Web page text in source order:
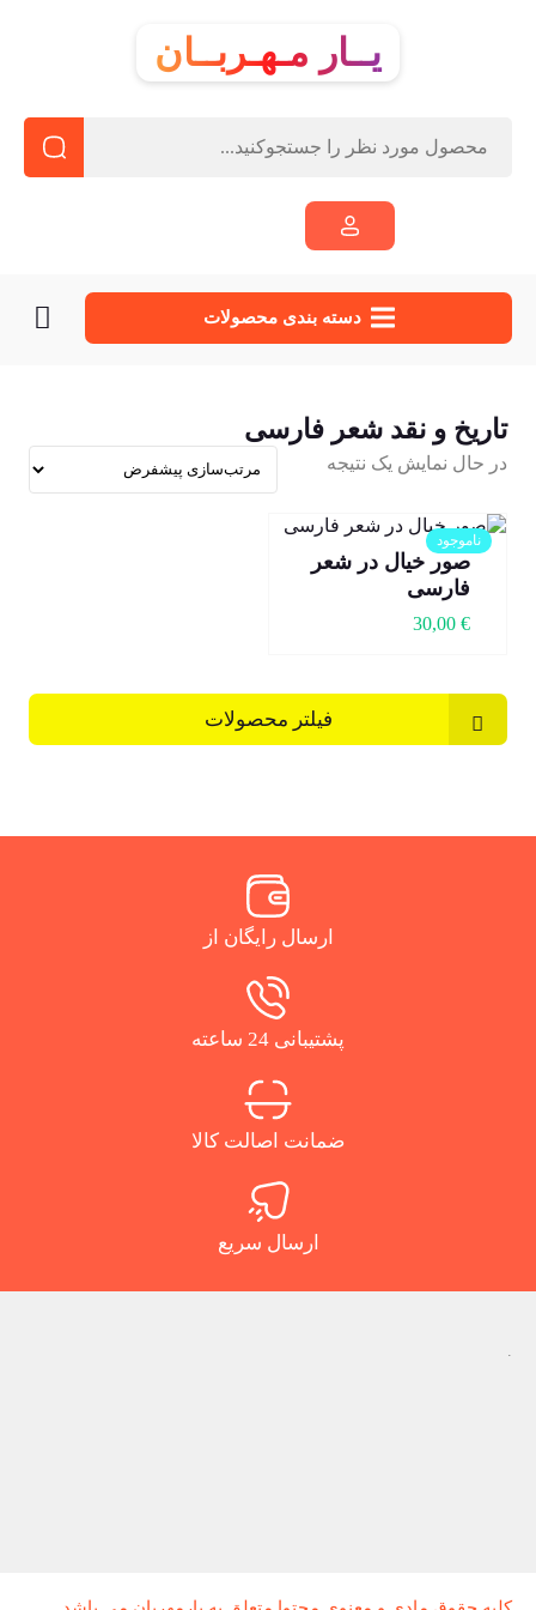
یــار مـهـربــان
دسته‌ بندی محصولات
تاریخ و نقد شعر فارسی
در حال نمایش یک نتیجه
ناموجود
صور خیال در شعر
فارسی
30,00 €
فیلتر محصولات
ارسال رایگان از
پشتیبانی 24 ساعته
ضمانت اصالت کالا
ارسال سریع
.